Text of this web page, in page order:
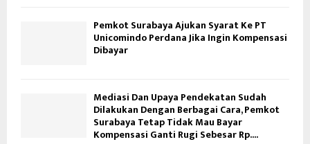
Pemkot Surabaya Ajukan Syarat Ke PT
Unicomindo Perdana Jika Ingin Kompensasi
Dibayar
Mediasi Dan Upaya Pendekatan Sudah
Dilakukan Dengan Berbagai Cara, Pemkot
Surabaya Tetap Tidak Mau Bayar
Kompensasi Ganti Rugi Sebesar Rp....